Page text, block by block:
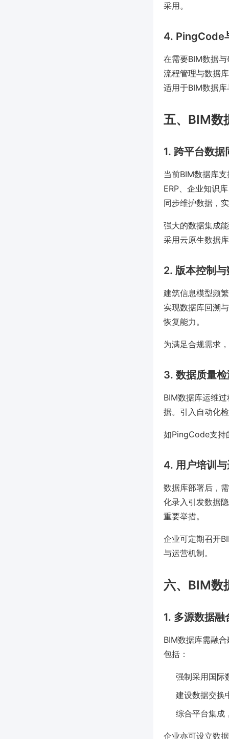
采用。
4. PingCode
在需要BIM数据
流程管理与数据
适用于BIM数据
五、BIM数
1. 跨平台数
当前BIM数据库
ERP、企业知识
同步维护数据，
强大的数据集成
采用云原生数据
2. 版本控制
建筑信息模型频
实现数据库回溯
恢复能力。
为满足合规需求
3. 数据质量
BIM数据库运维
据。引入自动化
如PingCode支持
4. 用户培训
数据库部署后，
化录入引发数据
重要举措。
企业可定期召开
与运营机制。
六、BIM数
1. 多源数据融
BIM数据库需融
包括：
强制采用国际
建设数据交换
综合平台集
企业亦可设立数